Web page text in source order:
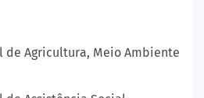
Agricultura, Meio Ambiente